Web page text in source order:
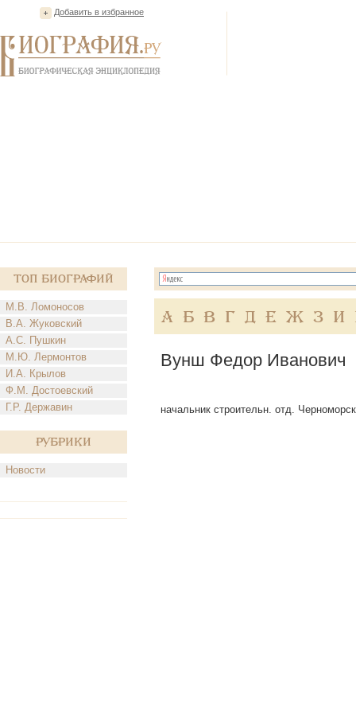
Добавить в избранное
Топ Биографий
М.В. Ломоносов
В.А. Жуковский
А.С. Пушкин
М.Ю. Лермонтов
И.А. Крылов
Ф.М. Достоевский
Г.Р. Державин
Рубрики
Новости
А Б В Г Д Е Ж З И
Вунш Федор Иванович
начальник строительн. отд.